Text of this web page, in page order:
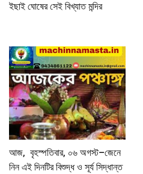
ইছাই ঘোষের সেই বিখ্যাত মন্দির
আজ, বৃহস্পতিবার, ০৬ অগস্ট–জেনে
নিন এই দিনটির বিশুদ্ধ ও সূর্য সিদ্ধান্ত